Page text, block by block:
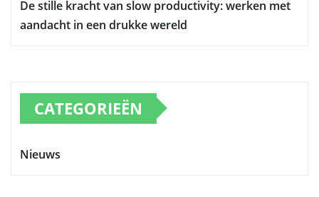
De stille kracht van slow productivity: werken met
aandacht in een drukke wereld
CATEGORIEËN
Nieuws